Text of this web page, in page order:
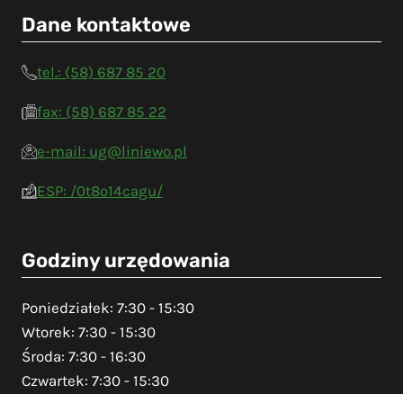
Dane kontaktowe
tel.: (58) 687 85 20
fax: (58) 687 85 22
e-mail: ug@liniewo.pl
ESP: /0t8o14cagu/
Godziny urzędowania
Poniedziałek: 7:30 - 15:30
Wtorek: 7:30 - 15:30
Środa: 7:30 - 16:30
Czwartek: 7:30 - 15:30